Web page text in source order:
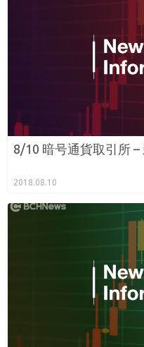
8/10 暗号通貨取引所
2018.08.10